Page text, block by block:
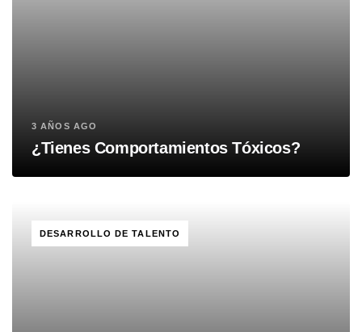
3 AÑOS AGO
¿Tienes Comportamientos Tóxicos?
DESARROLLO DE TALENTO